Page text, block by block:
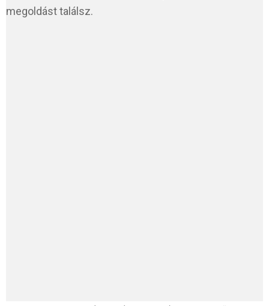
megoldást találsz.